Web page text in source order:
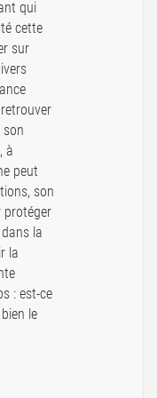
qui
cette
sur
son
à
peut
son
protéger
la
la
: est-ce
le